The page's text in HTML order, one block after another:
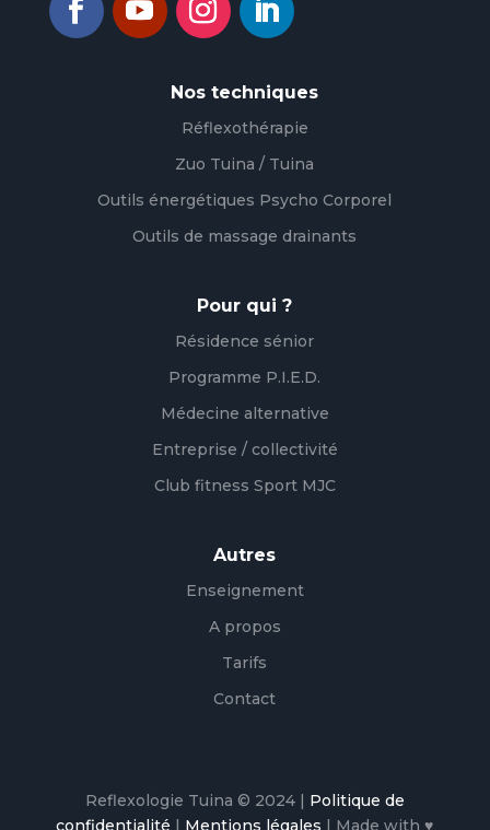
Nos techniques
Réflexothérapie
Zuo Tuina / Tuina
Outils énergétiques Psycho Corporel
Outils de massage drainants
Pour qui ?
Résidence sénior
Programme P.I.E.D.
Médecine alternative
Entreprise / collectivité
Club fitness Sport MJC
Autres
Enseignement
A propos
Tarifs
Contact
Reflexologie Tuina © 2024 | Politique de
confidentialité | Mentions légales | Made with ♥